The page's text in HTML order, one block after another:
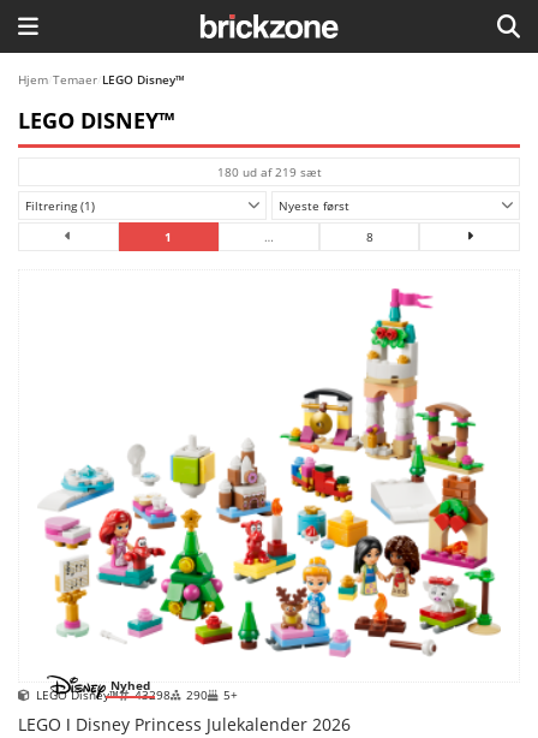
HJEM
TEMAER
LEGO FAVORITTER
Hjem Temaer LEGO Disney™
LEGO DISNEY™
1 … 8
180 ud af 219 sæt
Filtrering (1)
Nyeste først
Nyhed
LEGO Disney™ 43298 290 5+
LEGO ǀ Disney Princess Julekalender 2026